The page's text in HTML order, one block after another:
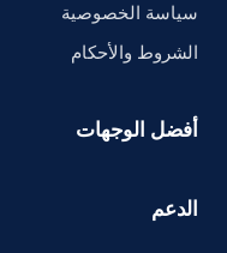
سياسة الخصوصية
الشروط والأحكام
أفضل الوجهات
الدعم